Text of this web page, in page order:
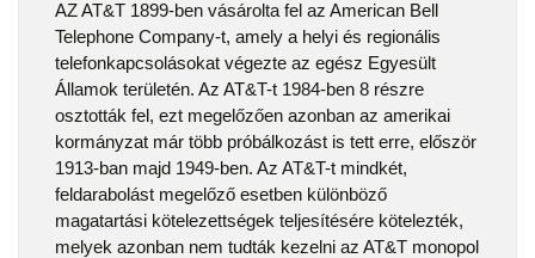
AZ AT&T 1899-ben vásárolta fel az American Bell
Telephone Company-t, amely a helyi és regionális
telefonkapcsolásokat végezte az egész Egyesült
Államok területén. Az AT&T-t 1984-ben 8 részre
osztották fel, ezt megelőzően azonban az amerikai
kormányzat már több próbálkozást is tett erre, először
1913-ban majd 1949-ben. Az AT&T-t mindkét,
feldarabolást megelőző esetben különböző
magatartási kötelezettségek teljesítésére kötelezték,
melyek azonban nem tudták kezelni az AT&T monopol